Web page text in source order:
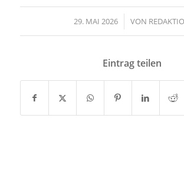
29. MAI 2026
/ VON
Eintrag teilen